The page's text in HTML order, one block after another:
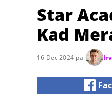
Star
Kad
16 Dec 2024 par